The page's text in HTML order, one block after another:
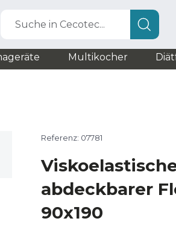
Suche in Cecotec...
Multikocher
Referenz: 07781
abdeckbarer
90x190